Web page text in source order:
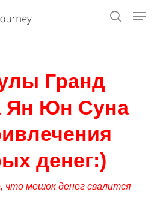
Гранд
Ян Юн Суна
денег:)
мешок денег свалится